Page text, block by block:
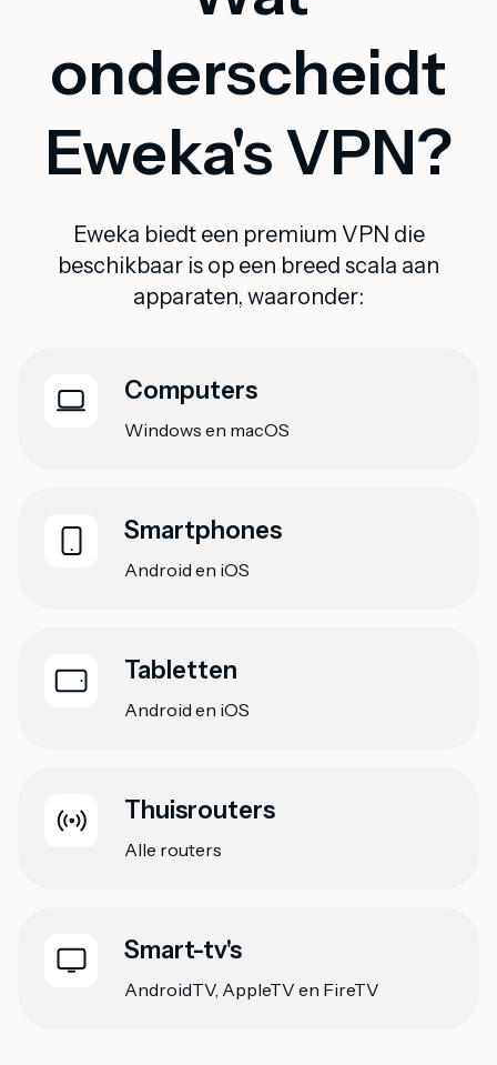
onderscheidt
Eweka's VPN?
Eweka biedt een premium VPN die
beschikbaar is op een breed scala aan
apparaten, waaronder:
Computers
Windows en macOS
Smartphones
Android en iOS
Tabletten
Android en iOS
Thuisrouters
Alle routers
Smart-tv's
AndroidTV, AppleTV en FireTV